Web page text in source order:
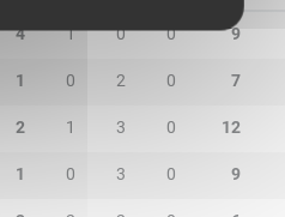
4 1 0 0 9
1 0 2 0 7
2 1 3 0 12
1 0 3 0 9